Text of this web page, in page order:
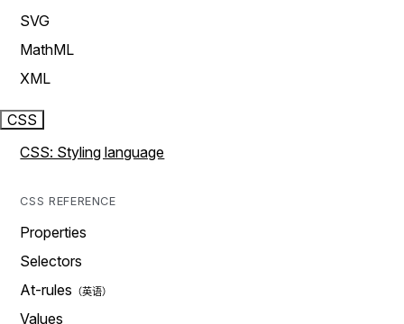
SVG
MathML
XML
CSS
CSS: Styling language
CSS REFERENCE
Properties
Selectors
At-rules
Values